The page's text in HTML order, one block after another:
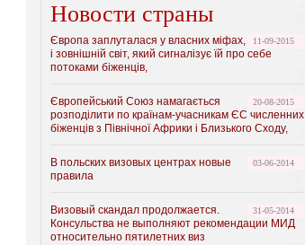
Новости страны
11-09-2015
Європа заплуталася у власних міфах,
і зовнішній світ, який сигналізує їй про себе
потоками біженців,
20-08-2015
Європейський Союз намагається
розподілити по країнам-учасникам ЄС численних
біженців з Північної Африки і Близького Сходу,
03-06-2014
В польских визовых центрах новые
правила
31-05-2014
Визовый скандал продолжается.
Консульства не выполняют рекомендации МИД
относительно пятилетних виз